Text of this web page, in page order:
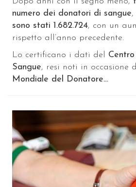
numero dei donatori di sangue,
sono stati 1.682.724, con un
rispetto all’anno precedente.
Lo certificano i dati del
Sangue, resi noti in occasione
Mondiale del Donatore...